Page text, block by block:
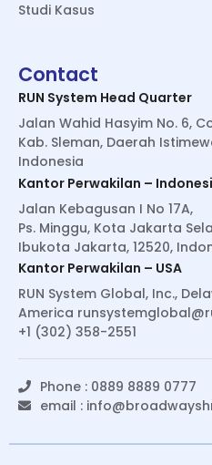
Studi Kasus
Contact
RUN System Head Quarter
Jalan Wahid Hasyim No. 6,
Kab. Sleman, Daerah
Indonesia
Kantor Perwakilan –
Jalan Kebagusan I No 17A,
Ps. Minggu, Kota Jakarta
Ibukota Jakarta, 12520,
Kantor Perwakilan – USA
RUN System Global, Inc.,
America
+1 (302) 358-2551
Phone : 0889 8889 0777
email :